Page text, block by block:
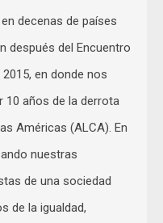
decenas de países
después del Encuentro
en donde nos
años de la derrota
Américas (ALCA). En
nuestras
de una sociedad
de la igualdad,